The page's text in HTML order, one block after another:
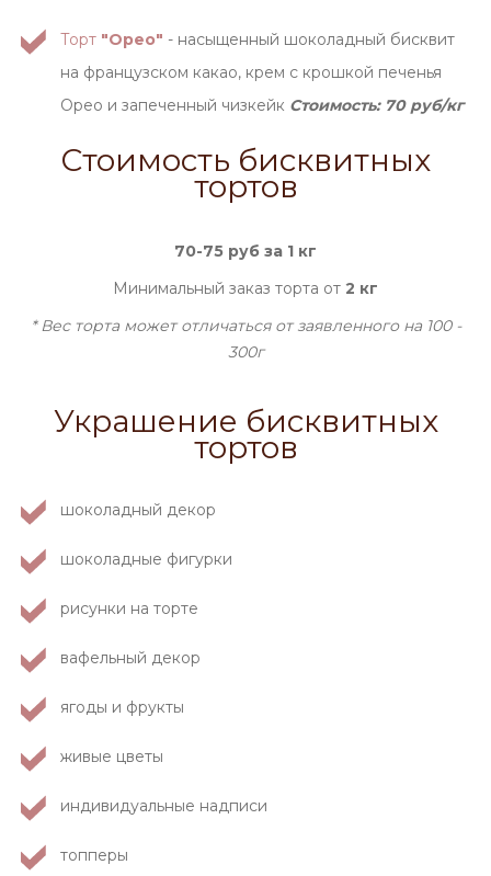
Торт "Орео" - насыщенный шоколадный бисквит
на французском какао, крем с крошкой печенья
Орео и запеченный чизкейк Стоимость: 70 руб/кг
Стоимость бисквитных
тортов
70-75 руб за 1 кг
Минимальный заказ торта от 2 кг
* Вес торта может отличаться от заявленного на 100 -
300г
Украшение бисквитных
тортов
шоколадный декор
шоколадные фигурки
рисунки на торте
вафельный декор
ягоды и фрукты
живые цветы
индивидуальные надписи
топперы